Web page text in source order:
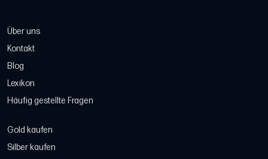
Über uns
Kontakt
Blog
Lexikon
Häufig gestellte Fragen
Gold kaufen
Silber kaufen